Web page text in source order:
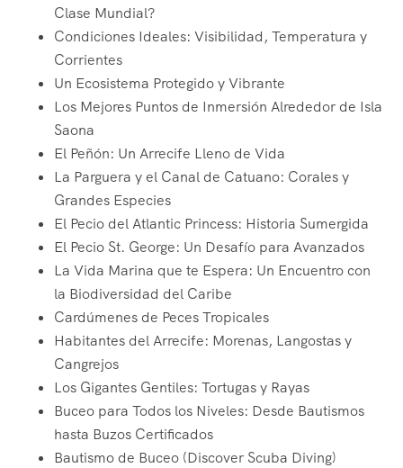
Clase Mundial?
Condiciones Ideales: Visibilidad, Temperatura y
Corrientes
Un Ecosistema Protegido y Vibrante
Los Mejores Puntos de Inmersión Alrededor de Isla
Saona
El Peñón: Un Arrecife Lleno de Vida
La Parguera y el Canal de Catuano: Corales y
Grandes Especies
El Pecio del Atlantic Princess: Historia Sumergida
El Pecio St. George: Un Desafío para Avanzados
La Vida Marina que te Espera: Un Encuentro con
la Biodiversidad del Caribe
Cardúmenes de Peces Tropicales
Habitantes del Arrecife: Morenas, Langostas y
Cangrejos
Los Gigantes Gentiles: Tortugas y Rayas
Buceo para Todos los Niveles: Desde Bautismos
hasta Buzos Certificados
Bautismo de Buceo (Discover Scuba Diving)